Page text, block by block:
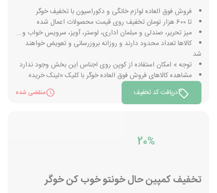
فروش فوق العاده لوازم خانگی و دکوراسیون با تخفیف خوگر
تا 600 هزار تومان تخفیف روی قیمت محصولات اعمال شده
میز تحریر، صندلی و مبلمان اداری، لوستر، آویز، سرویس خواب و...
کالاها تعداد محدود دارند و روزانه بروزرسانی و تعویض خواهند
شد
توجه » امکان استفاده از کوپن روی اجناس این بخش وجود ندارد
مشاهده کالاهای فروش فوق العاده خوگر با کلیک «لینک خرید»
دریافت کد تخفیف
منقضی شده
20%
تخفیف کمپین حال خونتو خوب کن خوگر